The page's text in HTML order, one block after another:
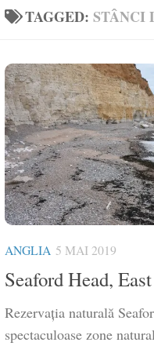
TAGGED:STÂNCI
ANGLIA 5 MAI 2019
Seaford Head,
Rezervația naturală
spectaculoase zone